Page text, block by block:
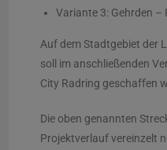
Variante 3: Gehrden –
Auf dem Stadtgebiet der
soll im anschließenden
City Radring geschaffen
Die oben genannten
Projektverlauf vereinzelt